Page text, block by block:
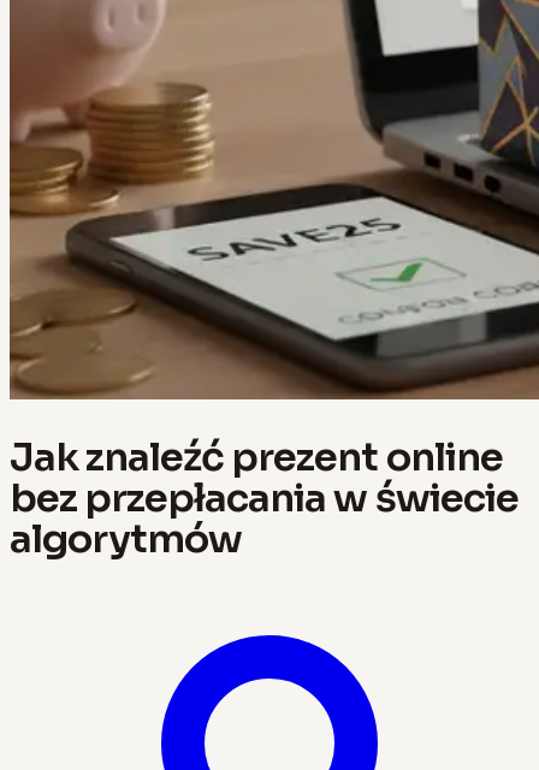
Jak znaleźć prezent online
bez przepłacania w świecie
algorytmów